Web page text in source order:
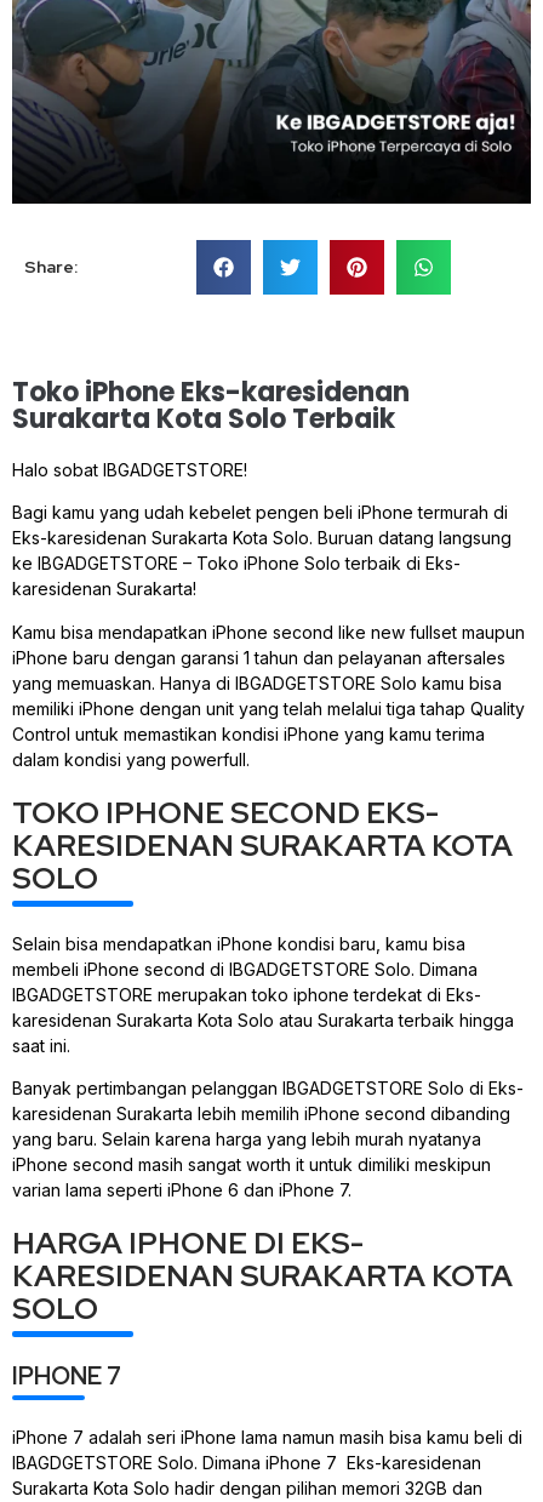
Share:
Toko iPhone Eks-karesidenan
Surakarta Kota Solo Terbaik
Halo sobat IBGADGETSTORE!
Bagi kamu yang udah kebelet pengen beli iPhone termurah di
Eks-karesidenan Surakarta Kota Solo. Buruan datang langsung
ke IBGADGETSTORE – Toko iPhone Solo terbaik di Eks-
karesidenan Surakarta!
Kamu bisa mendapatkan iPhone second like new fullset maupun
iPhone baru dengan garansi 1 tahun dan pelayanan aftersales
yang memuaskan. Hanya di IBGADGETSTORE Solo kamu bisa
memiliki iPhone dengan unit yang telah melalui tiga tahap Quality
Control untuk memastikan kondisi iPhone yang kamu terima
dalam kondisi yang powerfull.
TOKO IPHONE SECOND EKS-
KARESIDENAN SURAKARTA KOTA
SOLO
Selain bisa mendapatkan iPhone kondisi baru, kamu bisa
membeli iPhone second di IBGADGETSTORE Solo. Dimana
IBGADGETSTORE merupakan toko iphone terdekat di Eks-
karesidenan Surakarta Kota Solo atau Surakarta terbaik hingga
saat ini.
Banyak pertimbangan pelanggan IBGADGETSTORE Solo di Eks-
karesidenan Surakarta lebih memilih iPhone second dibanding
yang baru. Selain karena harga yang lebih murah nyatanya
iPhone second masih sangat worth it untuk dimiliki meskipun
varian lama seperti iPhone 6 dan iPhone 7.
HARGA IPHONE DI EKS-
KARESIDENAN SURAKARTA KOTA
SOLO
IPHONE 7
iPhone 7 adalah seri iPhone lama namun masih bisa kamu beli di
IBAGDGETSTORE Solo. Dimana iPhone 7 Eks-karesidenan
Surakarta Kota Solo hadir dengan pilihan memori 32GB dan